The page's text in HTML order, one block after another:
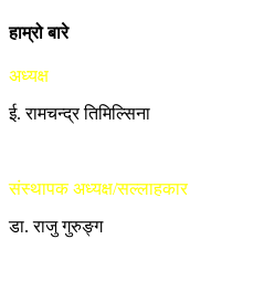
हाम्रो बारे
अध्यक्ष
ई. रामचन्द्र तिमिल्सिना
संस्थापक अध्यक्ष/सल्लाहकार
डा. राजु गुरुङ्ग